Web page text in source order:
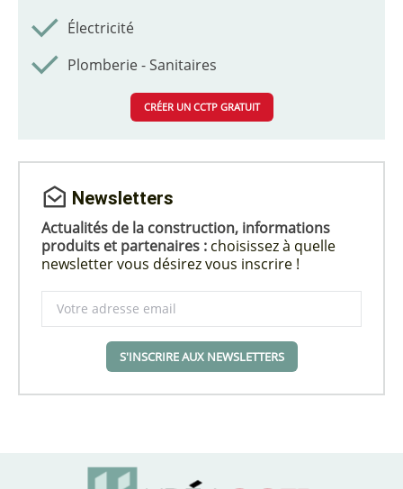
Électricité
Plomberie - Sanitaires
CRÉER UN CCTP GRATUIT
Newsletters
Actualités de la construction, informations
produits et partenaires : choisissez à quelle
newsletter vous désirez vous inscrire !
S'INSCRIRE AUX NEWSLETTERS